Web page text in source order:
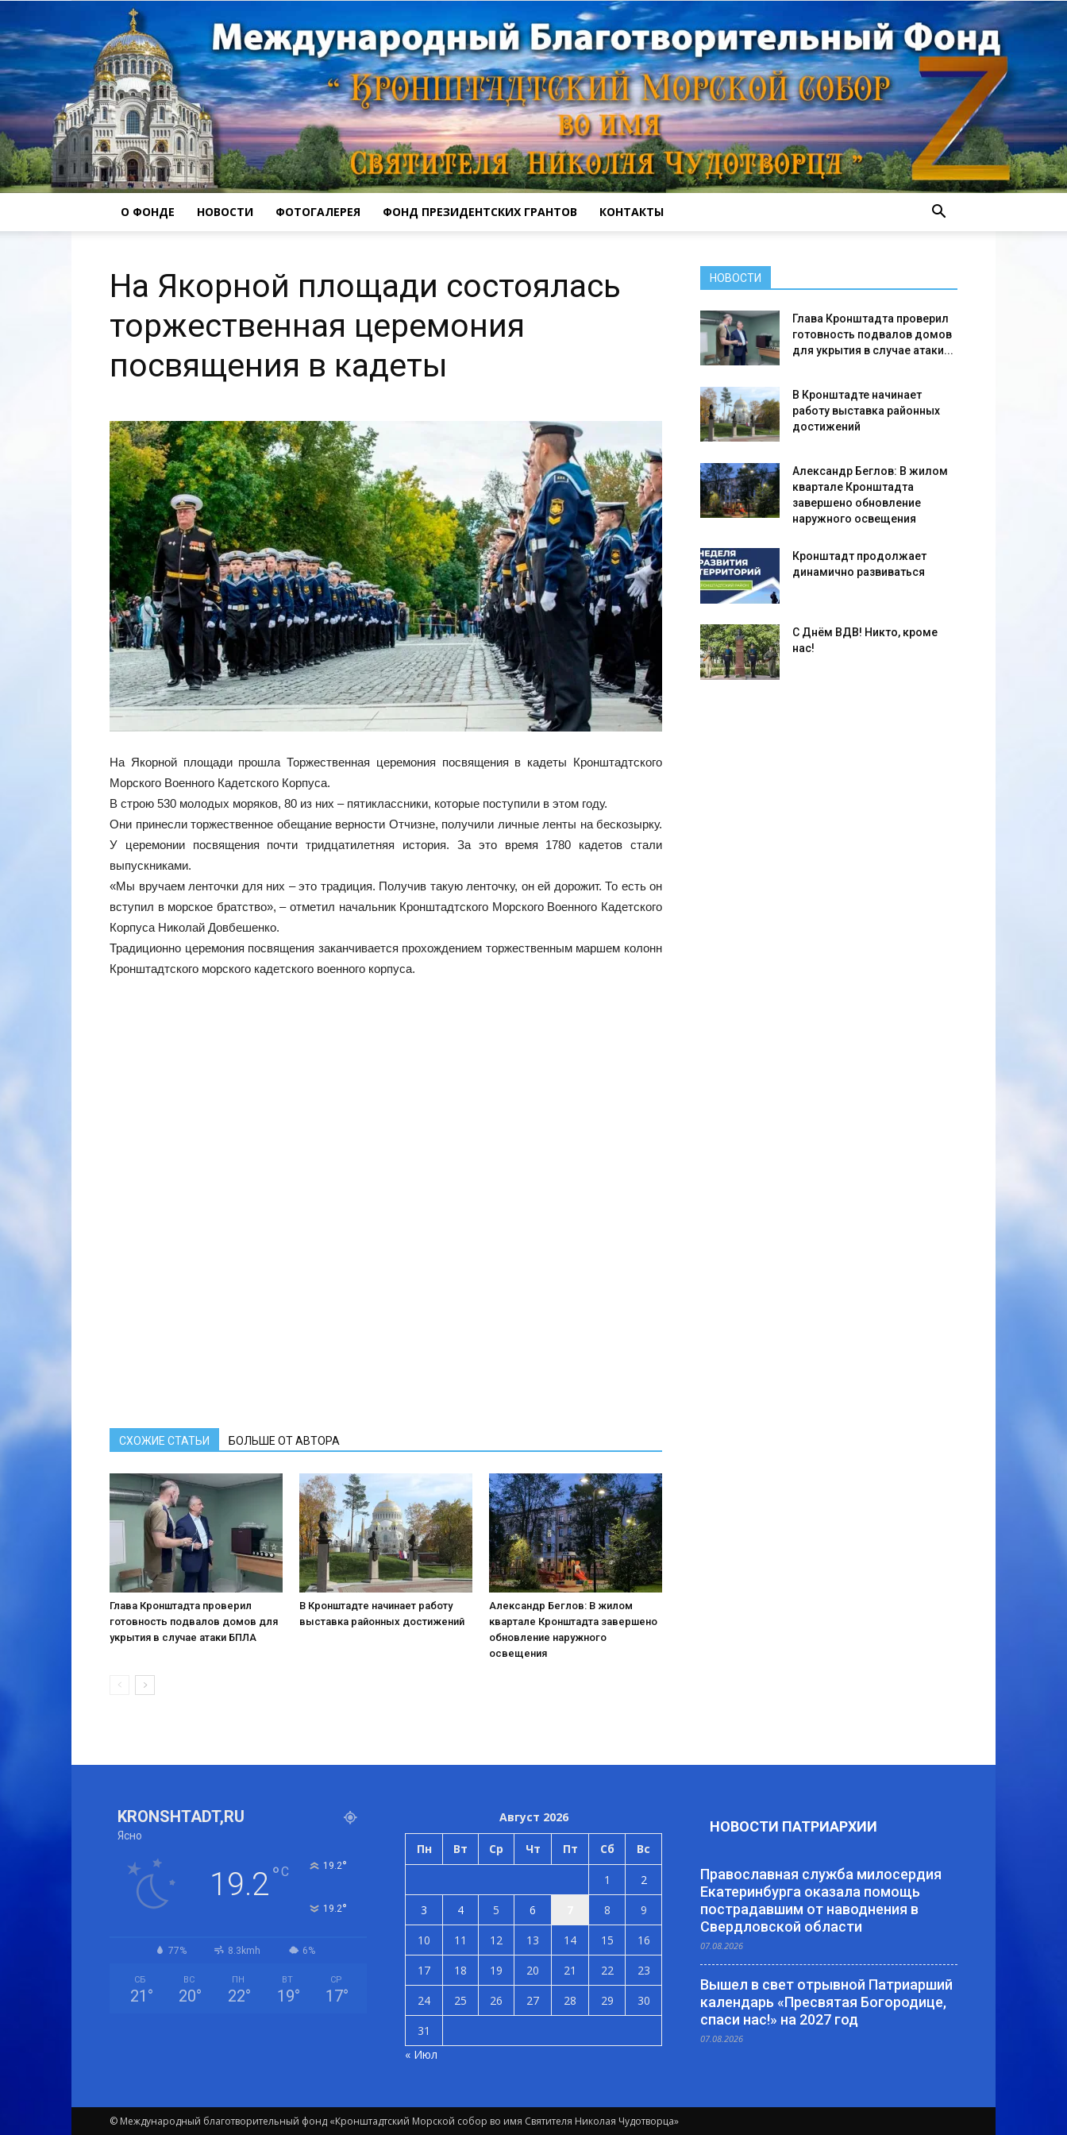
собор
О ФОНДЕ НОВОСТИ ФОТОГАЛЕРЕЯ ФОНД ПРЕЗИДЕНТСКИХ ГРАНТОВ КОНТАКТЫ
На Якорной площади состоялась
торжественная церемония
посвящения в кадеты
На Якорной площади прошла Торжественная церемония посвящения в кадеты Кронштадтского
Морского Военного Кадетского Корпуса.
В строю 530 молодых моряков, 80 из них – пятиклассники, которые поступили в этом году.
Они принесли торжественное обещание верности Отчизне, получили личные ленты на бескозырку.
У церемонии посвящения почти тридцатилетняя история. За это время 1780 кадетов стали
выпускниками.
«Мы вручаем ленточки для них – это традиция. Получив такую ленточку, он ей дорожит. То есть он
вступил в морское братство», – отметил начальник Кронштадтского Морского Военного Кадетского
Корпуса Николай Довбешенко.
Традиционно церемония посвящения заканчивается прохождением торжественным маршем колонн
Кронштадтского морского кадетского военного корпуса.
СХОЖИЕ СТАТЬИ БОЛЬШЕ ОТ АВТОРА
Глава Кронштадта проверил
готовность подвалов домов для
укрытия в случае атаки БПЛА
В Кронштадте начинает работу
выставка районных достижений
Александр Беглов: В жилом
квартале Кронштадта завершено
обновление наружного
освещения
НОВОСТИ
Глава Кронштадта проверил
готовность подвалов домов
для укрытия в случае атаки...
В Кронштадте начинает
работу выставка районных
достижений
Александр Беглов: В жилом
квартале Кронштадта
завершено обновление
наружного освещения
Кронштадт продолжает
динамично развиваться
С Днём ВДВ! Никто, кроме
нас!
KRONSHTADT,RU
Ясно
19.2°C 19.2°
19.2°
77% 8.3kmh 6%
СБ
21 °
ВС
20°
ПН
22°
ВТ
19°
СР
17°
Август 2026
Пн Вт Ср Чт Пт Сб Вс
1
2
3
4 5 6 8
9
10
11 12 13 14 15
16
17
18 19 20 21 22
23
24
25 26 27 28 29
30
31
« Июл
НОВОСТИ ПАТРИАРХИИ
Православная служба милосердия
Екатеринбурга оказала помощь
пострадавшим от наводнения в
Свердловской области
07.08.2026
Вышел в свет отрывной Патриарший
календарь «Пресвятая Богородице,
спаси нас!» на 2027 год
07.08.2026
© Международный благотворительный фонд «Кронштадтский Морской собор во имя Святителя Николая Чудотворца»